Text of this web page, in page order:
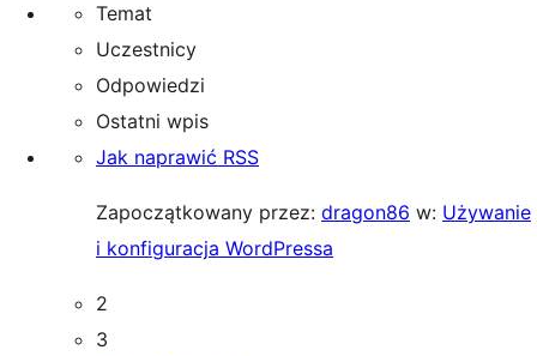
Temat
Uczestnicy
Odpowiedzi
Ostatni wpis
Jak naprawić RSS
Zapoczątkowany przez: dragon86 w: Używanie
i konfiguracja WordPressa
2
3